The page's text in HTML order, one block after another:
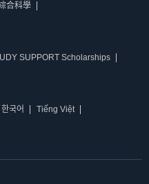
合科學
SUPPORT Scholarships
한국어
Tiếng Việt